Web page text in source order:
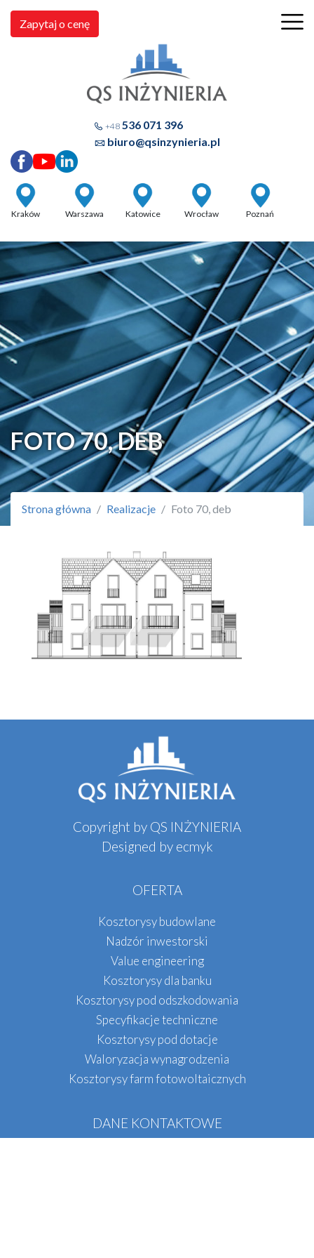
Kraków Warszawa Katowice Wrocław Poznań
+48536 071 396
biuro@qsinzynieria.pl
Zapytaj o cenę
FOTO 70, DEB
Strona główna Realizacje Foto 70, deb
Copyright by QS INŻYNIERIA
Designed by ecmyk
OFERTA
Kosztorysy budowlane
Nadzór inwestorski
Value engineering
Kosztorysy dla banku
Kosztorysy pod odszkodowania
Specyfikacje techniczne
Kosztorysy pod dotacje
Waloryzacja wynagrodzenia
Kosztorysy farm fotowoltaicznych
DANE KONTAKTOWE